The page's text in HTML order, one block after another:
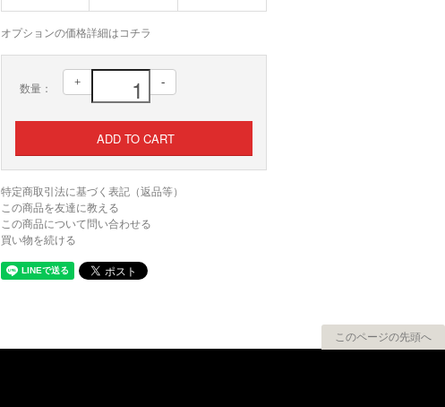
オプションの価格詳細はコチラ
数量：
+ -
特定商取引法に基づく表記（返品等）
この商品を友達に教える
この商品について問い合わせる
買い物を続ける
このページの先頭へ